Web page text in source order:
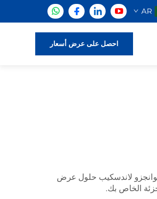
AR
احصل على عرض أسعار
لاندسكيب حلول عرض
الخاص بك.